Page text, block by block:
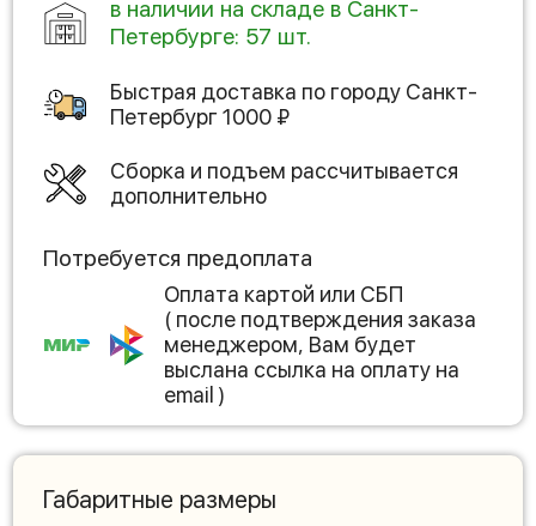
в наличии на складе в Санкт-
Петербурге: 57 шт.
Быстрая доставка по городу Санкт-
Петербург1000 ₽
Сборка и подъем рассчитывается
дополнительно
Потребуется предоплата
Оплата картой или СБП
( после подтверждения заказа
менеджером, Вам будет
выслана ссылка на оплату на
email )
Габаритные размеры